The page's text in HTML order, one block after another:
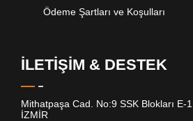
Ödeme Şartları ve Koşulları
İLETİŞİM & DESTEK
Mithatpaşa Cad. No:9 SSK Blokları E-
İZMİR